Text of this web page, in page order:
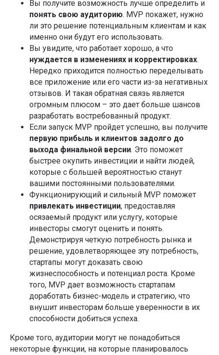
Вы получите возможность лучше определить и
понять свою аудиторию. MVP покажет, нужно
ли это решение потенциальным клиентам и как
именно они будут его использовать.
Вы увидите, что работает хорошо, а что
нуждается в изменениях и корректировках.
Нередко приходится полностью переделывать
все приложение или его части из-за негативных
отзывов. И такая обратная связь является
огромным плюсом – это дает больше шансов
разработать востребованный продукт.
Если запуск MVP пройдет успешно, вы получите
первую прибыль и клиентов задолго до
выхода финальной версии. Это поможет
быстрее окупить инвестиции и найти людей,
которые с большей вероятностью станут
вашими постоянными пользователями.
Функционирующий и сильный MVP поможет
привлекать инвестиции, предоставляя
осязаемый продукт или услугу, которые
инвесторы смогут оценить и понять.
Демонстрируя четкую потребность рынка и
решение, удовлетворяющее эту потребность,
стартапы могут доказать свою
жизнеспособность и потенциал роста. Кроме
того, MVP дает возможность стартапам
доработать бизнес-модель и стратегию, что
внушит инвесторам больше уверенности в их
способности добиться успеха.
Кроме того, аудитории могут не понадобиться
некоторые функции, на которые планировалось